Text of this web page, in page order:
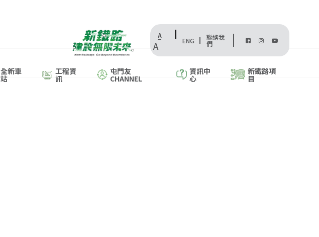
全新車
站
工程資
訊
屯門友
CHANNEL
資訊中
心
新鐵路項
目
A
A ENG 聯絡我
們